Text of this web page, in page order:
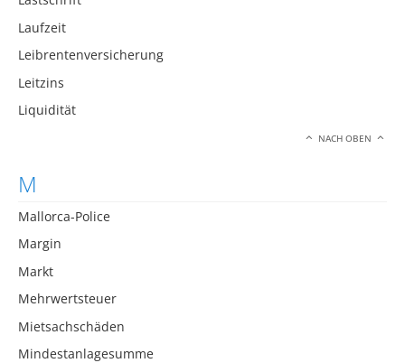
Laufzeit
Leibrentenversicherung
Leitzins
Liquidität
NACH OBEN
M
Mallorca-Police
Margin
Markt
Mehrwertsteuer
Mietsachschäden
Mindestanlagesumme